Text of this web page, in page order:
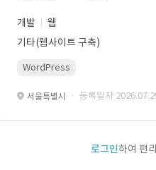
개발
웹
기타(웹사이트 구축)
WordPress
서울특별시 · 등록일자
로그인하여 편